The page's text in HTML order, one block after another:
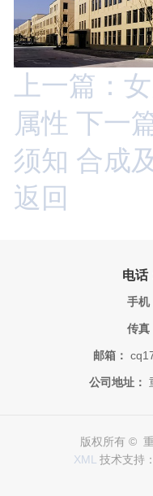
上一篇：
属性 下一
须知 合成
返回
电话
手机
传真
邮箱：
公司地址：
版权所有 ©
XML 技术支持：